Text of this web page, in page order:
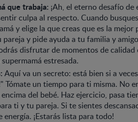
que trabaja: ¡Ah, el eterno desafío
culpa al respecto. Cuando
y elige la que creas que es la mejor
y pide ayuda a tu familia y
disfrutar de momentos de
estresada.
Aquí va un secreto: está bien si a
Tómate un tiempo para ti misma. No
del bebé. Haz ejercicio, pasa
ti y tu pareja. Si te sientes
¡Estarás lista para todo!